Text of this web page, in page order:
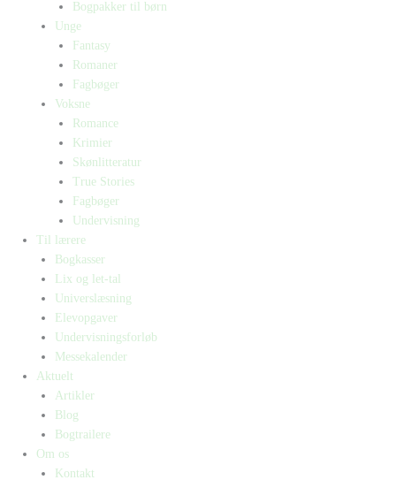
Bogpakker til børn
Unge
Fantasy
Romaner
Fagbøger
Voksne
Romance
Krimier
Skønlitteratur
True Stories
Fagbøger
Undervisning
Til lærere
Bogkasser
Lix og let-tal
Universlæsning
Elevopgaver
Undervisningsforløb
Messekalender
Aktuelt
Artikler
Blog
Bogtrailere
Om os
Kontakt